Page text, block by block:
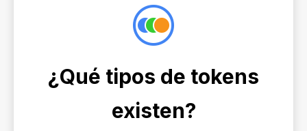
¿Qué tipos de tokens
existen?